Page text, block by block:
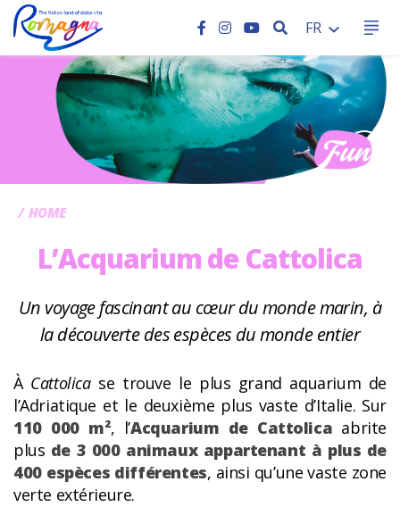
RECHERCHER
FR
CC
HOME
L’Acquarium de Cattolica
Un voyage fascinant au cœur du monde marin, à
la découverte des espèces du monde entier
À Cattolica se trouve le plus grand aquarium de
l’Adriatique et le deuxième plus vaste d’Italie. Sur
110 000 m², l’Acquarium de Cattolica abrite
plus de 3 000 animaux appartenant à plus de
400 espèces différentes, ainsi qu’une vaste zone
verte extérieure.